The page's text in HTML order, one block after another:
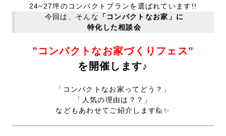
24~27坪のコンパクトプランを選ばれています!!
今回は、そんな
「コンパクトなお家」に
特化した相談会
”コンパクトなお家づくりフェス”
を開催します♪
「コンパクトなお家ってどう？」
「 人気の理由は？？」
などもあわせてご紹介します🙋✨